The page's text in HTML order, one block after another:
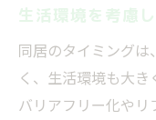
生活環境を考慮
同居のタイミング
く、生活環境も大
バリアフリー化や